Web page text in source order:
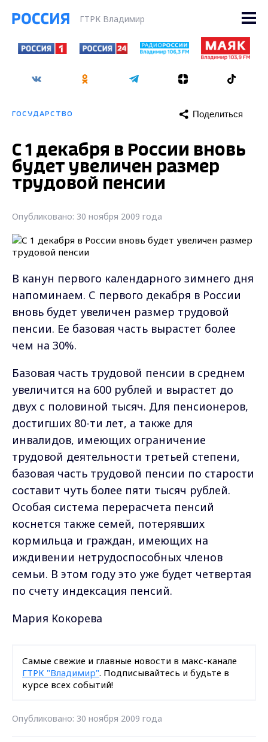
ГТРК Владимир
ГОСУДАРСТВО Поделиться
С 1 декабря в России вновь
будет увеличен размер
трудовой пенсии
Опубликовано: 30 ноября 2009 года
В канун первого календарного зимнего дня
напоминаем. С первого декабря в России
вновь будет увеличен размер трудовой
пенсии. Ее базовая часть вырастет более
чем на 30%.
Базовая часть трудовой пенсии в среднем
увеличится на 600 рублей и вырастет до
двух с половиной тысяч. Для пенсионеров,
достигших 80-ти лет, а также для
инвалидов, имеющих ограничение
трудовой деятельности третьей степени,
базовая часть трудовой пенсии по старости
составит чуть более пяти тысяч рублей.
Особая система перерасчета пенсий
коснется также семей, потерявших
кормильца и граждан, имеющих на
иждивении нетрудоспособных членов
семьи. В этом году это уже будет четвертая
по счету индексация пенсий.
Мария Кокорева
Самые свежие и главные новости в макс-канале
ГТРК "Владимир". Подписывайтесь и будьте в
курсе всех событий!
Опубликовано: 30 ноября 2009 года